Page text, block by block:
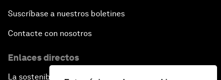
Suscríbase a nuestros boletines
Contacte con nosotros
Enlaces directos
La sostenibilidad en el Foro